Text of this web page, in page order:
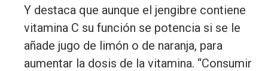
Y destaca que aunque el jengibre contiene
vitamina C su función se potencia si se le
añade jugo de limón o de naranja, para
aumentar la dosis de la vitamina. “Consumir